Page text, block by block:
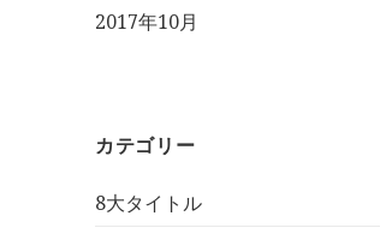
2017年10月
カテゴリー
8大タイトル